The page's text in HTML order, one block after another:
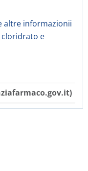
altre informazionii
e